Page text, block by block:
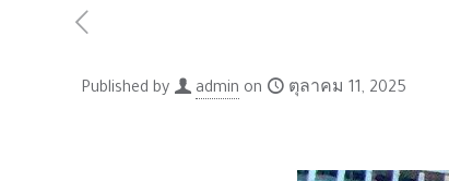
Published by admin on ตุลาคม 11, 2025